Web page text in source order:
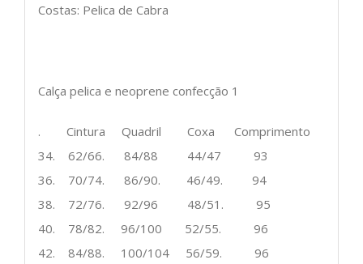
Costas: Pelica de Cabra
Calça pelica e neoprene confecção 1
. Cintura Quadril Coxa Comprimento
34. 62/66. 84/88 44/47 93
36. 70/74. 86/90. 46/49. 94
38. 72/76. 92/96 48/51. 95
40. 78/82. 96/100 52/55. 96
42. 84/88. 100/104 56/59. 96